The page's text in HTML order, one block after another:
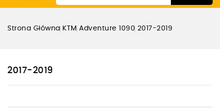
Strona Główna KTM Adventure 1090 2017-2019
2017-2019